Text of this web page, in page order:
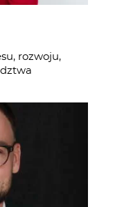
rozwoju,